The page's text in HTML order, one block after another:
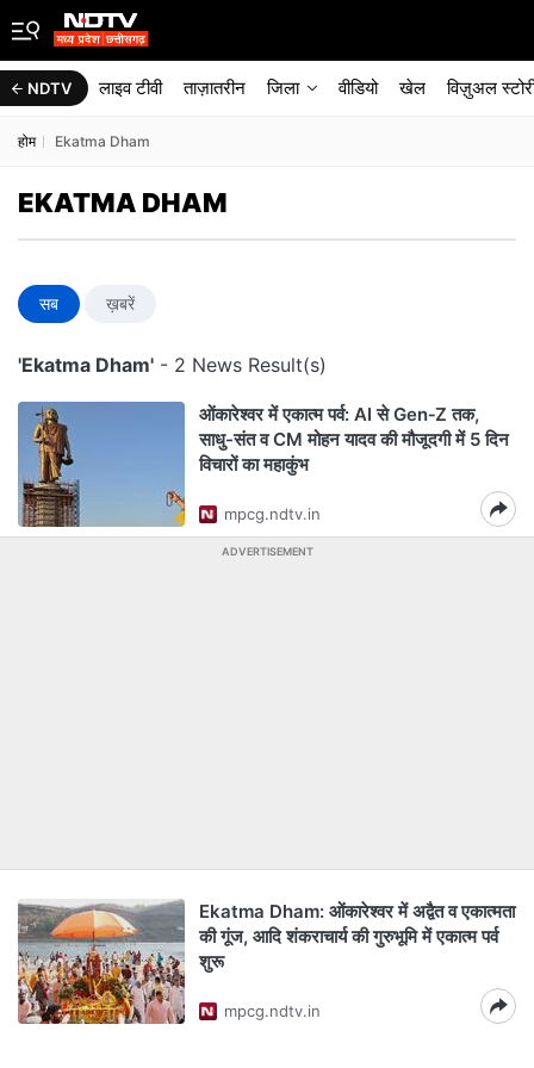
NDTV लाइव टीवी ताज़ातरीन जिला वीडियो खेल विज़ुअल
होम Ekatma Dham
EKATMA DHAM
सब ख़बरें
'Ekatma Dham' - 2 News Result(s)
ओंकारेश्वर में एकात्म पर्व: AI से Gen‑Z तक,
साधु-संत व CM मोहन यादव की मौजूदगी में 5 दिन
विचारों का महाकुंभ
mpcg.ndtv.in
ADVERTISEMENT
Ekatma Dham: ओंकारेश्वर में अद्वैत व एकात्मता
की गूंज, आदि शंकराचार्य की गुरुभूमि में एकात्म पर्व
शुरू
mpcg.ndtv.in